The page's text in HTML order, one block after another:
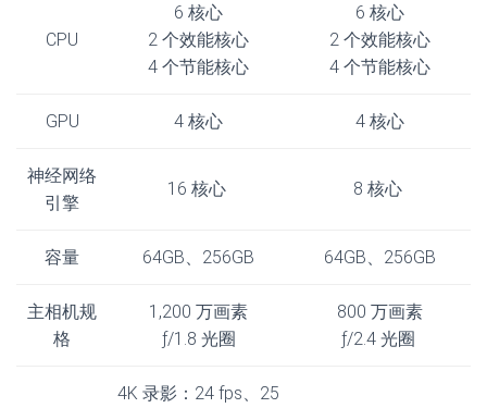
CPU
6 核心
2 个效能核心
4 个节能核心
6 核心
2 个效能核心
4 个节能核心
GPU 4 核心 4 核心
神经网络
引擎
16 核心 8 核心
容量 64GB、256GB 64GB、256GB
主相机规
格
1,200 万画素
ƒ/1.8 光圈
800 万画素
ƒ/2.4 光圈
4K 录影：24 fps、25